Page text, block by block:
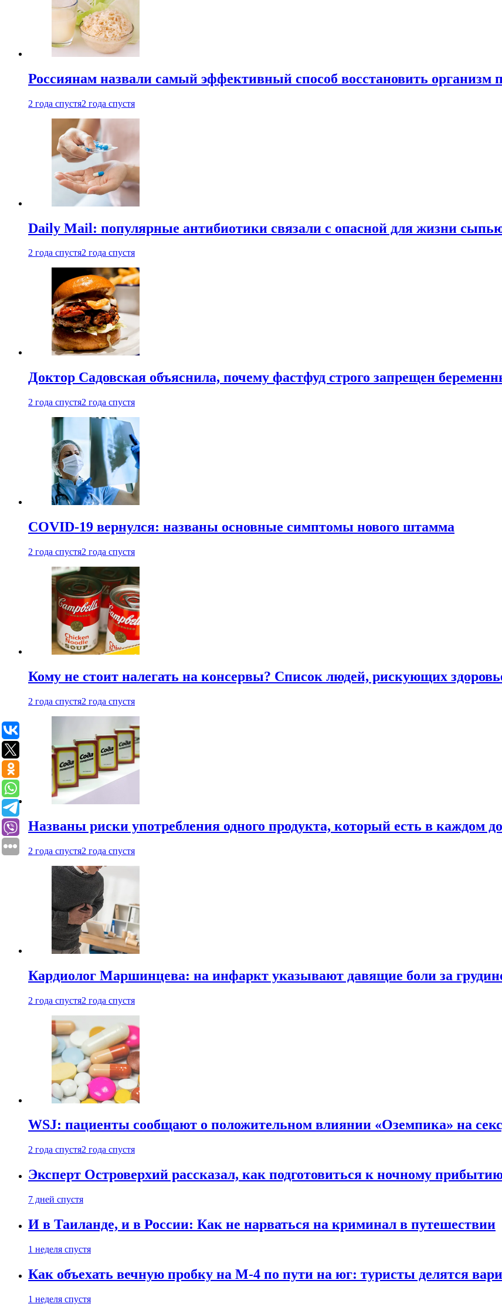
Россиянам назвали самый эффективный способ восстановить организм
2 года спустя2 года спустя
Daily Mail: популярные антибиотики связали с опасной для жизни
2 года спустя2 года спустя
Доктор Садовская объяснила, почему фастфуд строго запрещен
2 года спустя2 года спустя
COVID-19 вернулся: названы основные симптомы нового штамма
2 года спустя2 года спустя
Кому не стоит налегать на консервы? Список людей, рискующих
2 года спустя2 года спустя
Названы риски употребления одного продукта, который есть в каждом
2 года спустя2 года спустя
Кардиолог Маршинцева: на инфаркт указывают давящие боли за
2 года спустя2 года спустя
WSJ: пациенты сообщают о положительном влиянии «Оземпика» на
2 года спустя2 года спустя
Эксперт Островерхий рассказал, как подготовиться к ночному
7 дней спустя
И в Таиланде, и в России: Как не нарваться на криминал в путешествии
1 неделя спустя
Как объехать вечную пробку на М-4 по пути на юг: туристы делятся
1 неделя спустя